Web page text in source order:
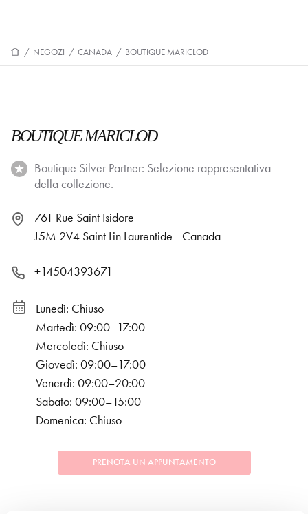
/ NEGOZI / CANADA / BOUTIQUE MARICLOD
BOUTIQUE MARICLOD
Boutique Silver Partner: Selezione rappresentativa
della collezione.
761 Rue Saint Isidore
J5M 2V4 Saint Lin Laurentide - Canada
+14504393671
Lunedì: Chiuso
Martedì: 09:00–17:00
Mercoledì: Chiuso
Giovedì: 09:00–17:00
Venerdì: 09:00–20:00
Sabato: 09:00–15:00
Domenica: Chiuso
PRENOTA UN APPUNTAMENTO